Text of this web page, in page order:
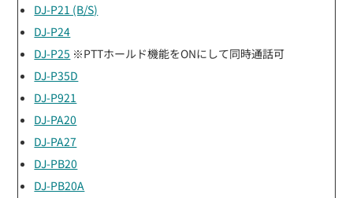
DJ-P21 (B/S)
DJ-P24
DJ-P25 ※PTTホールド機能をONにして同時通話可
DJ-P35D
DJ-P921
DJ-PA20
DJ-PA27
DJ-PB20
DJ-PB20A